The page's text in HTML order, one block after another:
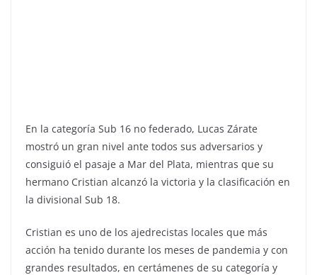
En la categoría Sub 16 no federado, Lucas Zárate
mostró un gran nivel ante todos sus adversarios y
consiguió el pasaje a Mar del Plata, mientras que su
hermano Cristian alcanzó la victoria y la clasificación en
la divisional Sub 18.
Cristian es uno de los ajedrecistas locales que más
acción ha tenido durante los meses de pandemia y con
grandes resultados, en certámenes de su categoría y